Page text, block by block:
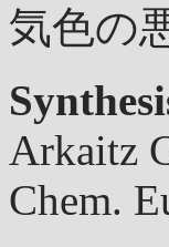
気色の
Arkaitz
Chem.